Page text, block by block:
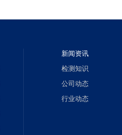
新闻资讯
检测知识
公司动态
行业动态